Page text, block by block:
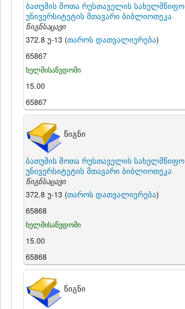
ბათუმის შოთა რუსთაველის სახელმწიფო
უნივერსიტეტის მთავარი ბიბლიოთეკა
წიგნსაცავი
372.8 უ-13 (თაროს დათვალიერება)
65867
ხელმისაწვდომი
15.00
65867
წიგნი
ბათუმის შოთა რუსთაველის სახელმწიფო
უნივერსიტეტის მთავარი ბიბლიოთეკა
წიგნსაცავი
372.8 უ-13 (თაროს დათვალიერება)
65868
ხელმისაწვდომი
15.00
65868
წიგნი